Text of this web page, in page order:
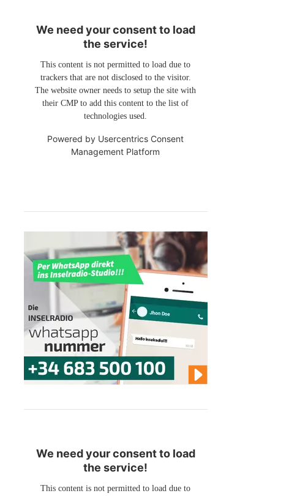
We need your consent to load
the service!
This content is not permitted to load due to
trackers that are not disclosed to the visitor.
The website owner needs to setup the site with
their CMP to add this content to the list of
technologies used.
Powered by Usercentrics Consent
Management Platform
We need your consent to load
the service!
This content is not permitted to load due to